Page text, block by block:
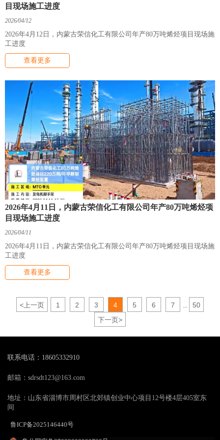
目现场施工进度
2026/04/12
2026年4月12日，内蒙古荣信化工有限公司年产80万吨烯烃项目现场施
工进度
查看更多
2026年4月11日，内蒙古荣信化工有限公司年产80万吨烯烃项
目现场施工进度
2026/04/11
2026年4月11日，内蒙古荣信化工有限公司年产80万吨烯烃项目现场施
工进度
查看更多
< 上一页 1 2 3 4 5 6 7
50
下一页>
联系电话：18605332910
邮箱：sdrsdt123@163.com
地址：山东省淄博市周村区北郊镇创业中心项目12号楼4层405室东
间
鲁ICP备2025146440号